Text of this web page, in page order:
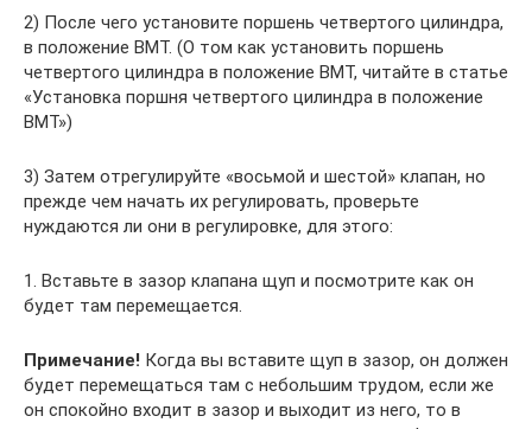
2) После чего установите поршень четвертого цилиндра,
в положение ВМТ. (О том как установить поршень
четвертого цилиндра в положение ВМТ, читайте в статье
«Установка поршня четвертого цилиндра в положение
ВМТ»)
3) Затем отрегулируйте «восьмой и шестой» клапан, но
прежде чем начать их регулировать, проверьте
нуждаются ли они в регулировке, для этого:
1. Вставьте в зазор клапана щуп и посмотрите как он
будет там перемещается.
Примечание! Когда вы вставите щуп в зазор, он должен
будет перемещаться там с небольшим трудом, если же
он спокойно входит в зазор и выходит из него, то в